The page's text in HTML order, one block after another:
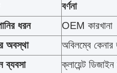
বর্ণনা
ধরন
OEM কারখানা
অবস্থা
অবিলম্বে
ব্যবসা
ক্লায়েন্ট